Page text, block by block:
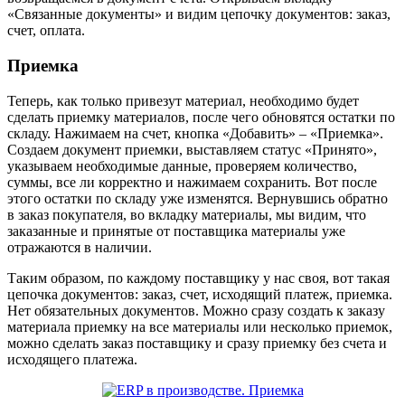
«Связанные документы» и видим цепочку документов: заказ,
счет, оплата.
Приемка
Теперь, как только привезут материал, необходимо будет
сделать приемку материалов, после чего обновятся остатки по
складу. Нажимаем на счет, кнопка «Добавить» – «Приемка».
Создаем документ приемки, выставляем статус «Принято»,
указываем необходимые данные, проверяем количество,
суммы, все ли корректно и нажимаем сохранить. Вот после
этого остатки по складу уже изменятся. Вернувшись обратно
в заказ покупателя, во вкладку материалы, мы видим, что
заказанные и принятые от поставщика материалы уже
отражаются в наличии.
Таким образом, по каждому поставщику у нас своя, вот такая
цепочка документов: заказ, счет, исходящий платеж, приемка.
Нет обязательных документов. Можно сразу создать к заказу
материала приемку на все материалы или несколько приемок,
можно сделать заказ поставщику и сразу приемку без счета и
исходящего платежа.